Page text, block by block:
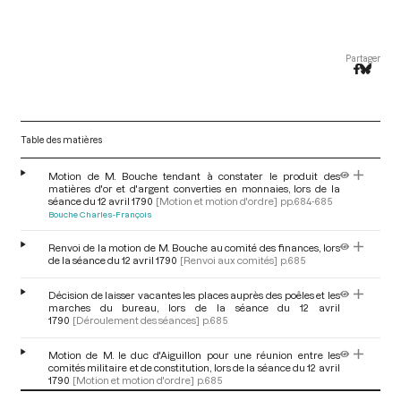
Partager
Table des matières
Motion de M. Bouche tendant à constater le produit des
matières d'or et d'argent converties en monnaies, lors de la
séance du 12 avril 1790 [Motion et motion d'ordre] pp.684-685
Bouche Charles-François
Renvoi de la motion de M. Bouche au comité des finances, lors
de la séance du 12 avril 1790 [Renvoi aux comités] p.685
Décision de laisser vacantes les places auprès des poêles et les
marches du bureau, lors de la séance du 12 avril
1790 [Déroulement des séances] p.685
Motion de M. le duc d'Aiguillon pour une réunion entre les
comités militaire et de constitution, lors de la séance du 12 avril
1790 [Motion et motion d'ordre] p.685
Aiguillon Armand de Vignerot du Plessis, duc d'